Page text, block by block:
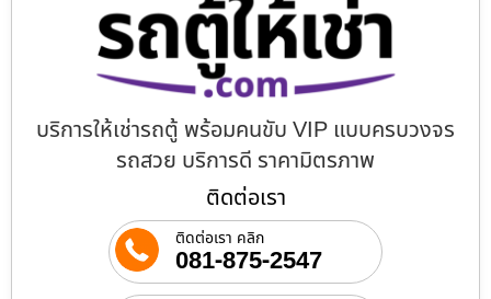
บริการให้เช่ารถตู้ พร้อมคนขับ VIP แบบครบวงจร
รถสวย บริการดี ราคามิตรภาพ
ติดต่อเรา
ติดต่อเรา คลิก
081-875-2547